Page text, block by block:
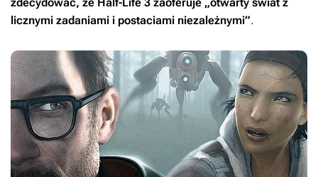
licznymi zadaniami i postaciami niezależnymi”.